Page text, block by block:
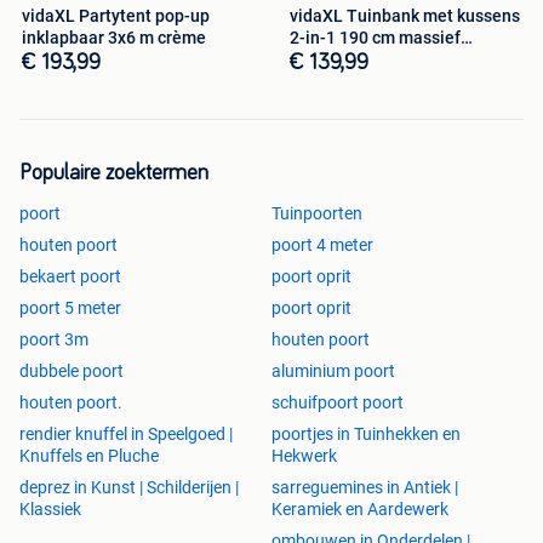
vidaXL Partytent pop-up
inklapbaar 3x6 m crème
€ 193,99
vidaXL Tuinbank met kussens
2-in-1 190 cm massief
acaciahout
€ 139,99
Populaire zoektermen
poort
Tuinpoorten
houten poort
poort 4 meter
bekaert poort
poort oprit
poort 5 meter
poort oprit
poort 3m
houten poort
dubbele poort
aluminium poort
houten poort.
schuifpoort poort
rendier knuffel in Speelgoed |
Knuffels en Pluche
poortjes in Tuinhekken en
Hekwerk
deprez in Kunst | Schilderijen |
Klassiek
sarreguemines in Antiek |
Keramiek en Aardewerk